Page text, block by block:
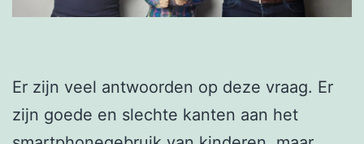
Er zijn veel antwoorden op deze vraag. Er
zijn goede en slechte kanten aan het